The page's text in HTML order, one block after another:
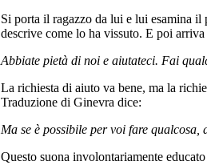
Si porta il ragazzo da lui e lui esamina
descrive come lo ha vissuto. E poi
Abbiate pietà di noi e aiutateci. Fai
La richiesta di aiuto va bene, ma la
Traduzione di Ginevra dice:
Ma se è possibile per voi fare
Questo suona involontariamente